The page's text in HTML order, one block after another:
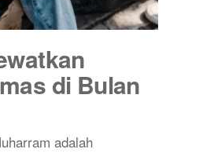
di Bulan
adalah